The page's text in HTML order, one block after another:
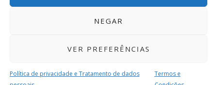
NEGAR
VER PREFERÊNCIAS
Política de privacidade e Tratamento de dados
Termos e